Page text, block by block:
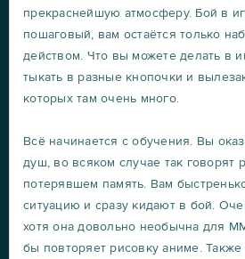
прекраснейшую атмосферу. Бой в
пошаговый, вам остаётся только
действом. Что вы можете делать в
тыкать в разные кнопочки и
которых там очень много.
Всё начинается с обучения. Вы
душ, во всяком случае так говорят
потерявшем память. Вам
ситуацию и сразу кидают в бой.
хотя она довольно необычна для
бы повторяет рисовку аниме. Также